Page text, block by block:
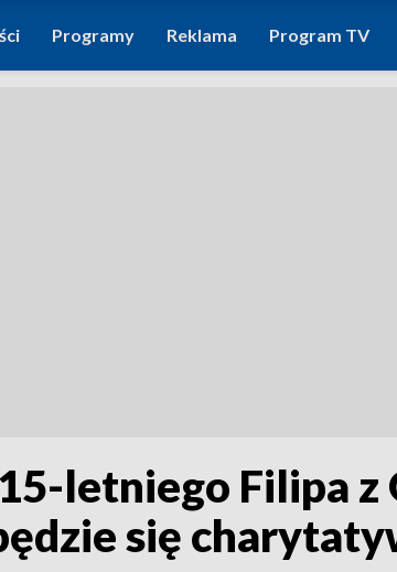
Programy Reklama Program TV
letniego Filipa z
się